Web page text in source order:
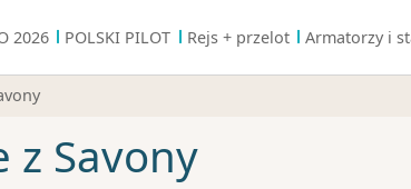
2026 POLSKI PILOT Rejs + przelot Armatorzy i
z Savony